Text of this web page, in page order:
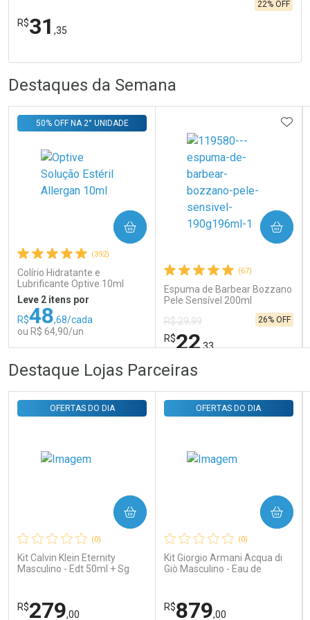
R$31 ,35
22% OFF
Laboratório
Ativar Desconto
Comprar sem Desconto
Por R$ 31,35/cada
Por Menos
Comprar sem Desconto
Por R$ 31,35/cada
Destaques da Semana
(392)
Colírio Hidratante e
Lubrificante Optive 10ml
50% OFF NA 2° UNIDADE
Leve 2 itens por
R$48,68/cada
ou R$ 64,90/un
COMPRAR
FECHAR
Laboratório
Comprar sem Desconto
Por R$ 64,90/cada
FECHAR
Por Menos
Comprar sem Desconto
Por R$ 64,90/cada
(67)
Espuma de Barbear Bozzano
Pele Sensível 200ml
R$ 29,99
R$22,33
26% OFF
COMPRAR
Comprar sem Desconto
Por R$ 22,33/cada
Por Menos
Comprar sem Desconto
Por R$ 22,33/cada
Destaque Lojas Parceiras
(0)
Kit Calvin Klein Eternity
Masculino - Edt 50ml + Sg
OFERTAS DO DIA
R$279,00
COMPRAR
(0)
Kit Giorgio Armani Acqua di
Giò Masculino - Eau de
OFERTAS DO DIA
R$879,00
COMPRAR